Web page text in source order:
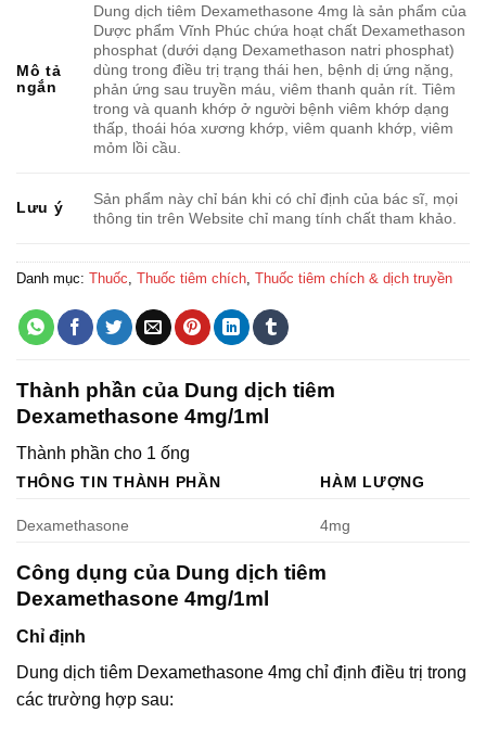
Mô tả
ngắn
Dung dịch tiêm Dexamethasone 4mg là sản phẩm của
Dược phẩm Vĩnh Phúc chứa hoạt chất Dexamethason
phosphat (dưới dạng Dexamethason natri phosphat)
dùng trong điều trị trạng thái hen, bệnh dị ứng nặng,
phản ứng sau truyền máu, viêm thanh quản rít. Tiêm
trong và quanh khớp ở người bệnh viêm khớp dạng
thấp, thoái hóa xương khớp, viêm quanh khớp, viêm
mỏm lồi cầu.
Lưu ý
Sản phẩm này chỉ bán khi có chỉ định của bác sĩ, mọi
thông tin trên Website chỉ mang tính chất tham khảo.
Danh mục: Thuốc Thuốc tiêm chích Thuốc tiêm chích & dịch truyền
Thành phần của Dung dịch tiêm
Dexamethasone 4mg/1ml
Thành phần cho 1 ống
THÔNG TIN THÀNH PHẦN HÀM LƯỢNG
Dexamethasone 4mg
Công dụng của Dung dịch tiêm
Dexamethasone 4mg/1ml
Chỉ định
Dung dịch tiêm Dexamethasone 4mg chỉ định điều trị trong
các trường hợp sau: